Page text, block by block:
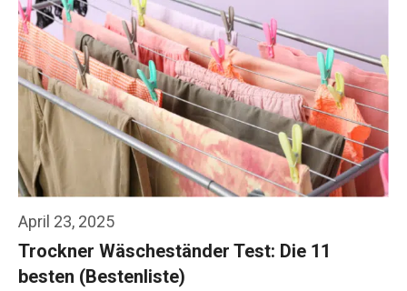
April 23, 2025
Trockner Wäscheständer Test: Die 11
besten (Bestenliste)